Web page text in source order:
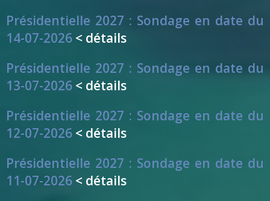
Présidentielle 2027 : Sondage en date du
14-07-2026 < détails
Présidentielle 2027 : Sondage en date du
13-07-2026 < détails
Présidentielle 2027 : Sondage en date du
12-07-2026 < détails
Présidentielle 2027 : Sondage en date du
11-07-2026 < détails